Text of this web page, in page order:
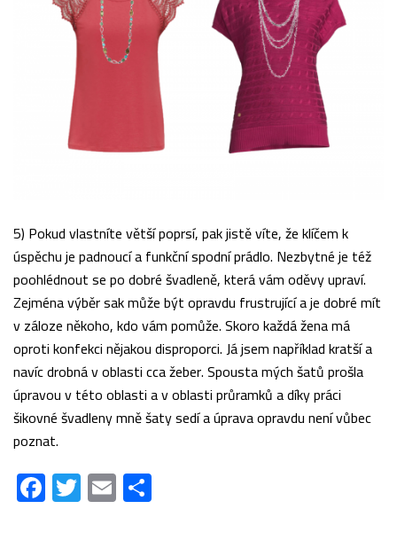
5) Pokud vlastníte větší poprsí, pak jistě víte, že klíčem k
úspěchu je padnoucí a funkční spodní prádlo. Nezbytné je též
poohlédnout se po dobré švadleně, která vám oděvy upraví.
Zejména výběr sak může být opravdu frustrující a je dobré mít
v záloze někoho, kdo vám pomůže. Skoro každá žena má
oproti konfekci nějakou disproporci. Já jsem například kratší a
navíc drobná v oblasti cca žeber. Spousta mých šatů prošla
úpravou v této oblasti a v oblasti průramků a díky práci
šikovné švadleny mně šaty sedí a úprava opravdu není vůbec
poznat.
Facebook
Twitter
Email